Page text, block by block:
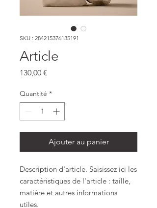
SKU : 284215376135191
Article
130,00 €
Quantité *
Ajouter au panier
Description d'article. Saisissez ici les
caractéristiques de l'article : taille,
matière et autres informations
utiles.